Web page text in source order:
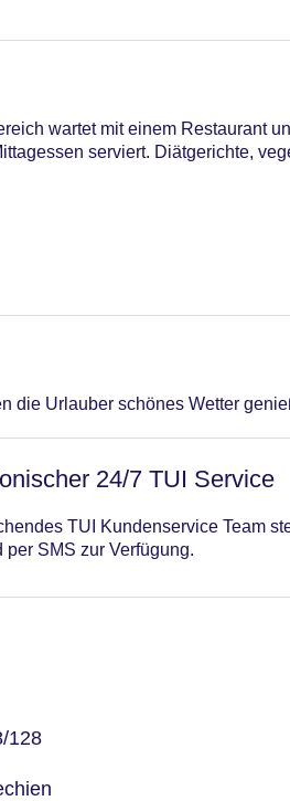
1
Gebühr
4
92
Express, Diners Club,
wartet mit einem Restaurant
serviert. Diätgerichte,
die Urlauber schönes Wetter
24/7 TUI Service
TUI Kundenservice Team
SMS zur Verfügung.
128